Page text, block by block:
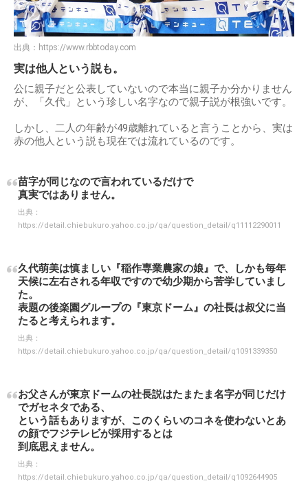
出典： https://www.rbbtoday.com
実は他人という説も。
公に親子だと公表していないので本当に親子か分かりません
が、「久代」という珍しい名字なので親子説が根強いです。
しかし、二人の年齢が49歳離れていると言うことから、実は
赤の他人という説も現在では流れているのです。
苗字が同じなので言われているだけで
真実ではありません。
出典：
https://detail.chiebukuro.yahoo.co.jp/qa/question_detail/q11112290011
久代萌美は慎ましい『稲作専業農家の娘』で、しかも毎年
天候に左右される年収ですので幼少期から苦学していまし
た。
表題の後楽園グループの『東京ドーム』の社長は叔父に当
たると考えられます。
出典：
https://detail.chiebukuro.yahoo.co.jp/qa/question_detail/q1091339350
お父さんが東京ドームの社長説はたまたま名字が同じだけ
でガセネタである、
という話もありますが、このくらいのコネを使わないとあ
の顔でフジテレビが採用するとは
到底思えません。
出典：
https://detail.chiebukuro.yahoo.co.jp/qa/question_detail/q1092644905